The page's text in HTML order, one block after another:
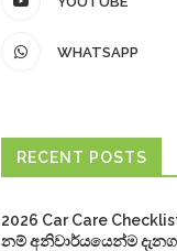
WHATSAPP
RECENT POSTS
2026 Car Care
නම් අනිවාර්යයෙන්ම